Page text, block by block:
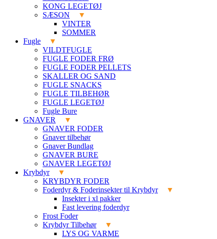
KONG LEGETØJ
SÆSON
VINTER
SOMMER
Fugle
VILDTFUGLE
FUGLE FODER FRØ
FUGLE FODER PELLETS
SKALLER OG SAND
FUGLE SNACKS
FUGLE TILBEHØR
FUGLE LEGETØJ
Fugle Bure
GNAVER
GNAVER FODER
Gnaver tilbehør
Gnaver Bundlag
GNAVER BURE
GNAVER LEGETØJ
Krybdyr
KRYBDYR FODER
Foderdyr & Foderinsekter til Krybdyr
Insekter i xl pakker
Fast levering foderdyr
Frost Foder
Krybdyr Tilbehør
LYS OG VARME